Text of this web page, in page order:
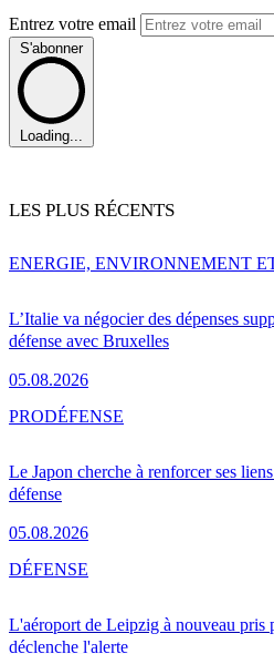
Entrez votre email
S'abonner
Loading...
LES PLUS RÉCENTS
L’Italie va négocier des dépenses
défense avec Bruxelles
05.08.2026
ENERGIE, ENVIRONNEMENT
Le Japon cherche à renforcer ses
défense
05.08.2026
PRODÉFENSE
L'aéroport de Leipzig à nouveau pris
déclenche l'alerte
DÉFENSE